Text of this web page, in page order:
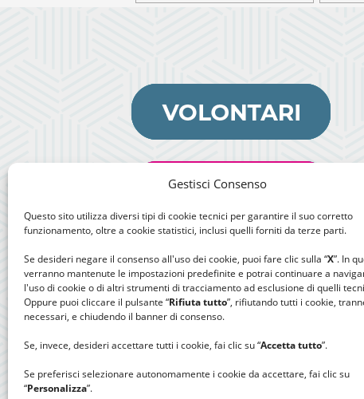
Gestisci Consenso
Questo sito utilizza diversi tipi di cookie tecnici per garantire il suo corretto
funzionamento, oltre a cookie statistici, inclusi quelli forniti da terze parti.
Se desideri negare il consenso all'uso dei cookie, puoi fare clic sulla “X”. In
verranno mantenute le impostazioni predefinite e potrai continuare a
l'uso di cookie o di altri strumenti di tracciamento ad esclusione di quelli
Oppure puoi cliccare il pulsante “Rifiuta tutto”, rifiutando tutti i cookie,
necessari, e chiudendo il banner di consenso.
Se, invece, desideri accettare tutti i cookie, fai clic su “Accetta tutto”.
Se preferisci selezionare autonomamente i cookie da accettare, fai clic su
“Personalizza”.